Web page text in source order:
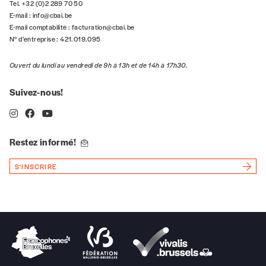
*Prix indicatif, frais de port inclus
Je m'abonne à l'Imag
Format numérique
Je commande au numéro
Tel. +32 (0)2 289 70 50
E-mail : info@cbai.be
E-mail comptabilité : facturation@cbai.be
N° d’entreprise : 421.019.095
Ouvert du lundi au vendredi de 9h à 13h et de 14h à 17h30.
Suivez-nous!
Restez informé!
S'INSCRIRE